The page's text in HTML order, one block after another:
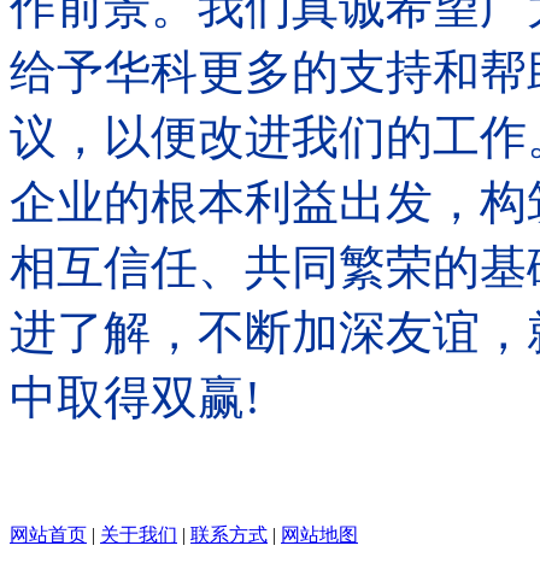
给予华科更多的支持和
议，以便改进我们的工
企业的根本利益出发，
相互信任、共同繁荣的
进了解，不断加深友谊
中取得双赢!
网站首页 | 关于我们 | 联系方式 | 网站地图